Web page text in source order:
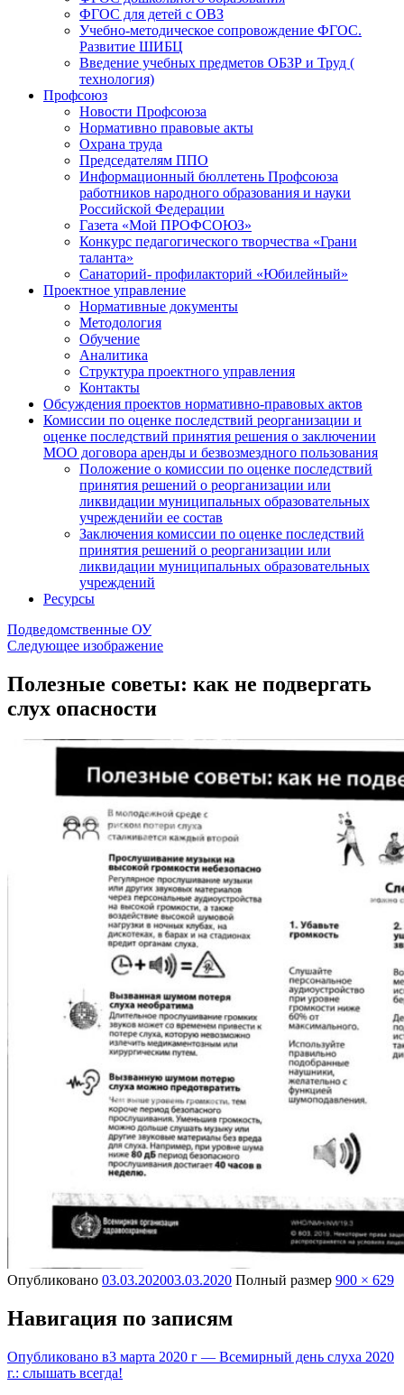
ФГОС для детей с ОВЗ
Учебно-методическое сопровождение ФГОС.
Развитие ШИБЦ
Введение учебных предметов ОБЗР и Труд (
технология)
Профсоюз
Новости Профсоюза
Нормативно правовые акты
Охрана труда
Председателям ППО
Информационный бюллетень Профсоюза
работников народного образования и науки
Российской Федерации
Газета «Мой ПРОФСОЮЗ»
Конкурс педагогического творчества «Грани
таланта»
Санаторий- профилакторий «Юбилейный»
Проектное управление
Нормативные документы
Методология
Обучение
Аналитика
Структура проектного управления
Контакты
Обсуждения проектов нормативно-правовых актов
Комиссии по оценке последствий реорганизации и
оценке последствий принятия решения о заключении
МОО договора аренды и безвозмездного пользования
Положение о комиссии по оценке последствий
принятия решений о реорганизации или
ликвидации муниципальных образовательных
учрежденийи ее состав
Заключения комиссии по оценке последствий
принятия решений о реорганизации или
ликвидации муниципальных образовательных
учреждений
Ресурсы
Подведомственные ОУ
Следующее изображение
Полезные советы: как не подвергать
слух опасности
Опубликовано 03.03.202003.03.2020 Полный размер 900 × 629
Навигация по записям
Опубликовано в3 марта 2020 г — Всемирный день слуха 2020
г.: слышать всегда!